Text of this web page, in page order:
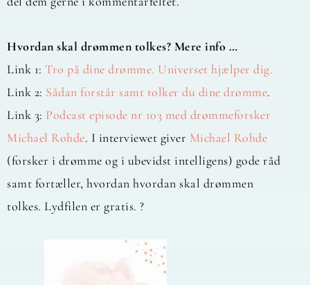
Hvordan skal drømmen tolkes? Mere info …
Link 1: Tro på dine drømme. Universet hjælper dig.
Link 2: Sådan forstår samt tolker du dine drømme.
Link 3: Podcast episode nr 103 med drømmeforsker
Michael Rohde. I interviewet giver Michael Rohde
(forsker i drømme og i ubevidst intelligens) gode råd
samt fortæller, hvordan hvordan skal drømmen
tolkes. Lydfilen er gratis. ?